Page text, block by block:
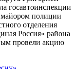
госавтоинспекции
полиции
отделения
Россия» района
провели акцию